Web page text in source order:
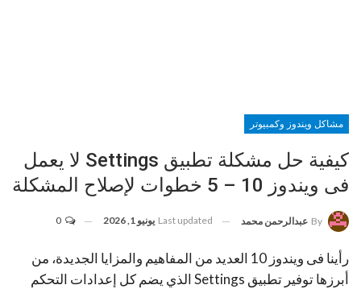
مشاكل ويندوز وكمبيوتر
كيفية حل مشكلة تطبيق Settings لا يعمل
فى ويندوز 10 – 5 خطوات لإصلاح المشكلة
By عبدالرحمن محمد Last updated يونيو 1, 2026
رأينا فى ويندوز 10 العديد من المفاهيم والمزايا الجديدة، من
أبرزها توفير تطبيق Settings الذي يضم كل إعدادات التحكم